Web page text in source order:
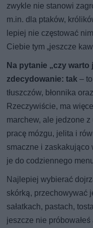
zwykle nie stanowi
m.in. dla ptaków,
lepiej nie częstować
Ciebie tym „jeszcze
Na pytanie „czy
zdecydowanie: tak –
tłuszczów, błonnika
Rzeczywiście, ma
marchew, ale jedzone
pracę mózgu, jelita i
smaczne i zaskakująco
je do codziennego
Najlepiej wybierać
skórką, przechowywać
sałatkach, pastach,
jeszcze nie